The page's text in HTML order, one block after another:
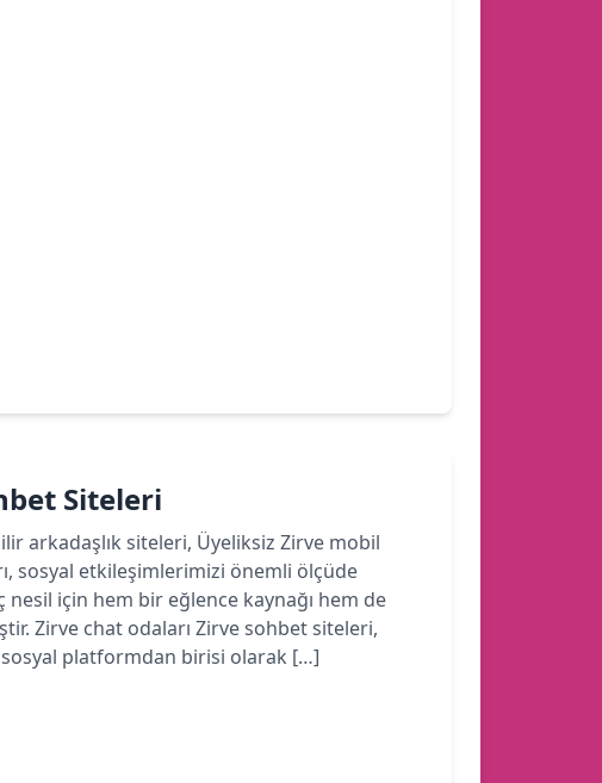
Siteleri
arkadaşlık siteleri, Üyeliksiz Zirve mobil
sosyal etkileşimlerimizi önemli ölçüde
için hem bir eğlence kaynağı hem de
Zirve chat odaları Zirve sohbet siteleri,
sosyal platformdan birisi olarak […]